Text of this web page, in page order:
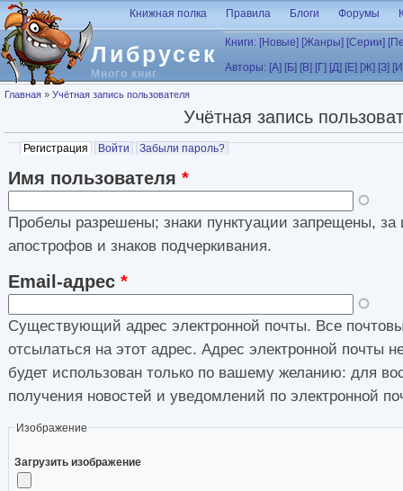
Перейти к основному содержанию
Либрусек
Много книг
Книжная полка Правила Блоги Форумы
Книги: [Новые] [Жанры] [Серии]
Авторы: [А] [Б] [В] [Г] [Д] [Е] [Ж] [З]
Вы здесь
Главная » Учётная запись пользователя
Учётная запись
Главные вкладки
Регистрация (активная вкладка)
Войти Забыли пароль?
Имя пользователя *
Пробелы разрешены; знаки пунктуации запрещены, за
апострофов и знаков подчеркивания.
Email-адрес *
Существующий адрес электронной почты. Все
отсылаться на этот адрес. Адрес электронной почты
будет использован только по вашему желанию: для
получения новостей и уведомлений по электронной
Изображение
Загрузить изображение